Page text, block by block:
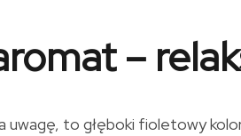
–
uwagę, to głęboki fioletowy